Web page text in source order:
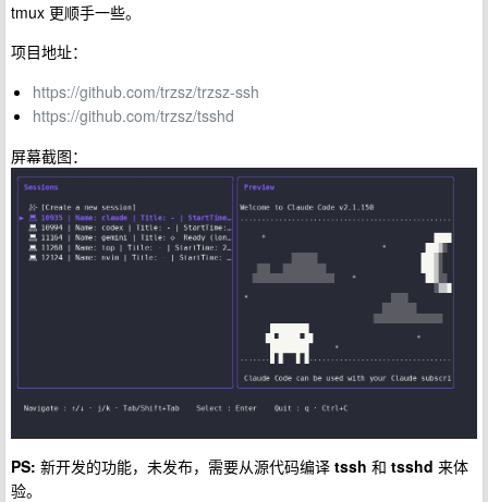
tmux 更顺手一些。
项目地址：
https://github.com/trzsz/trzsz-ssh
https://github.com/trzsz/tsshd
屏幕截图：
PS: 新开发的功能，未发布，需要从源代码编译 tssh 和 tsshd 来体
验。